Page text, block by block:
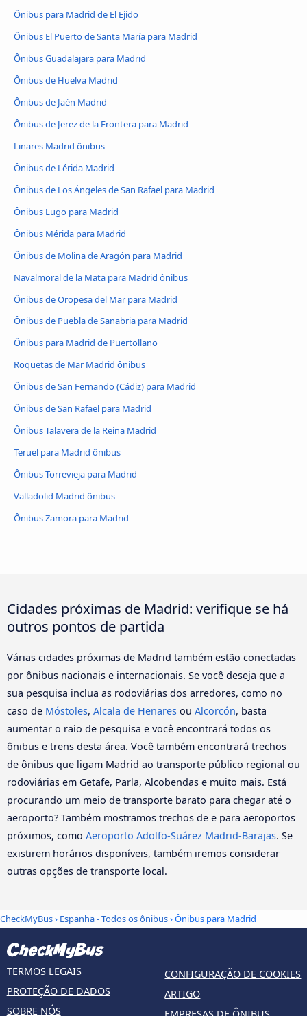
Ônibus para Madrid de El Ejido
Ônibus El Puerto de Santa María para Madrid
Ônibus Guadalajara para Madrid
Ônibus de Huelva Madrid
Ônibus de Jaén Madrid
Ônibus de Jerez de la Frontera para Madrid
Linares Madrid ônibus
Ônibus de Lérida Madrid
Ônibus de Los Ángeles de San Rafael para Madrid
Ônibus Lugo para Madrid
Ônibus Mérida para Madrid
Ônibus de Molina de Aragón para Madrid
Navalmoral de la Mata para Madrid ônibus
Ônibus de Oropesa del Mar para Madrid
Ônibus de Puebla de Sanabria para Madrid
Ônibus para Madrid de Puertollano
Roquetas de Mar Madrid ônibus
Ônibus de San Fernando (Cádiz) para Madrid
Ônibus de San Rafael para Madrid
Ônibus Talavera de la Reina Madrid
Teruel para Madrid ônibus
Ônibus Torrevieja para Madrid
Valladolid Madrid ônibus
Ônibus Zamora para Madrid
Cidades próximas de Madrid: verifique se há
outros pontos de partida
Várias cidades próximas de Madrid também estão conectadas
por ônibus nacionais e internacionais. Se você deseja que a
sua pesquisa inclua as rodoviárias dos arredores, como no
caso de Móstoles, Alcala de Henares ou Alcorcón, basta
aumentar o raio de pesquisa e você encontrará todos os
ônibus e trens desta área. Você também encontrará trechos
de ônibus que ligam Madrid ao transporte público regional ou
rodoviárias em Getafe, Parla, Alcobendas e muito mais. Está
procurando um meio de transporte barato para chegar até o
aeroporto? Também mostramos trechos de e para aeroportos
próximos, como Aeroporto Adolfo-Suárez Madrid-Barajas. Se
existirem horários disponíveis, também iremos considerar
outras opções de transporte local.
CheckMyBus› Espanha - Todos os ônibus› Ônibus para Madrid
TERMOS LEGAIS
PROTEÇÃO DE DADOS
SOBRE NÓS
CONFIGURAÇÃO DE COOKIES
ARTIGO